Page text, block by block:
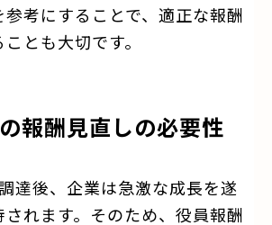
考にすることで、適正な報酬
とも大切です。
報酬見直しの必要性
達後、企業は急激な成長を遂
れます。そのため、役員報酬